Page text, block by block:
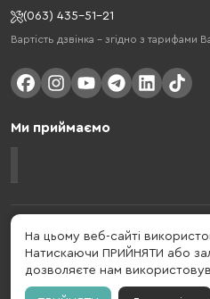
(063) 435-51-21
Вартість дзвінка – згідно з тарифами
Ми приймаємо
Gelius - український бренд, який
гаджетів та мобільних аксесуарів.
- це набагато більше ніж просто
собі драйв, радість, швидкість,
На цьому веб-сайті
Натискаючи ПРИЙНЯТИ або
дозволяєте нам